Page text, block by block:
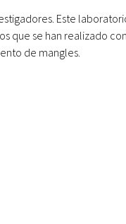
Este
que se han realizado con
de mangles.